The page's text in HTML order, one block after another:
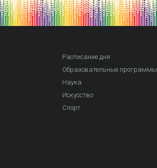
Расписание дня
Образовательные программы
Наука
Искусство
Спорт